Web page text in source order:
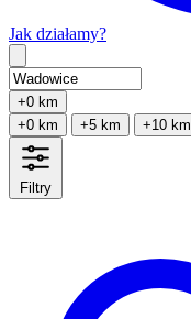
Jak działamy?
+0 km
+0 km
+5 km +10 km
Filtry